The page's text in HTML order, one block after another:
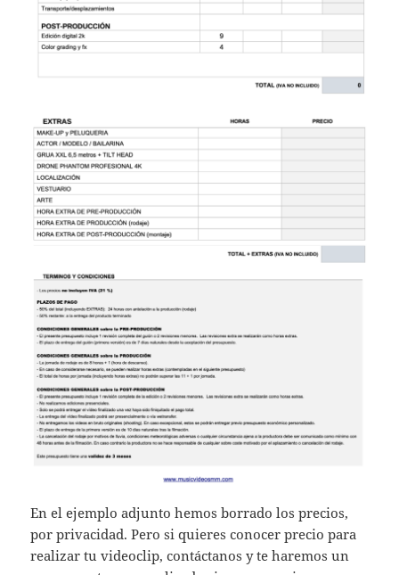
En el ejemplo adjunto hemos borrado los precios,
por privacidad. Pero si quieres conocer precio para
realizar tu videoclip, contáctanos y te haremos un